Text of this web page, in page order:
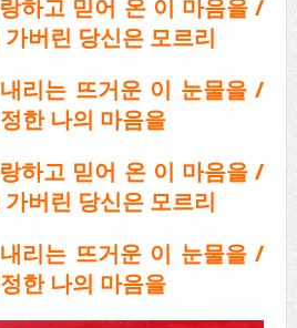
하고 믿어 온 이 마음을/
버린 당신은 모르리
리는 뜨거운 이 눈물을/
한 나의 마음을
하고 믿어 온 이 마음을/
버린 당신은 모르리
리는 뜨거운 이 눈물을/
한 나의 마음을